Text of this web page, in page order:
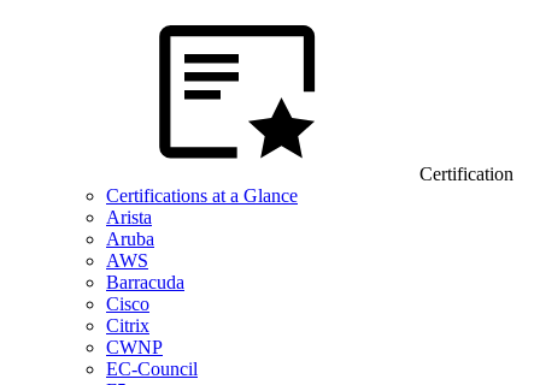
Certification
Certifications at a Glance
Arista
Aruba
AWS
Barracuda
Cisco
Citrix
CWNP
EC-Council